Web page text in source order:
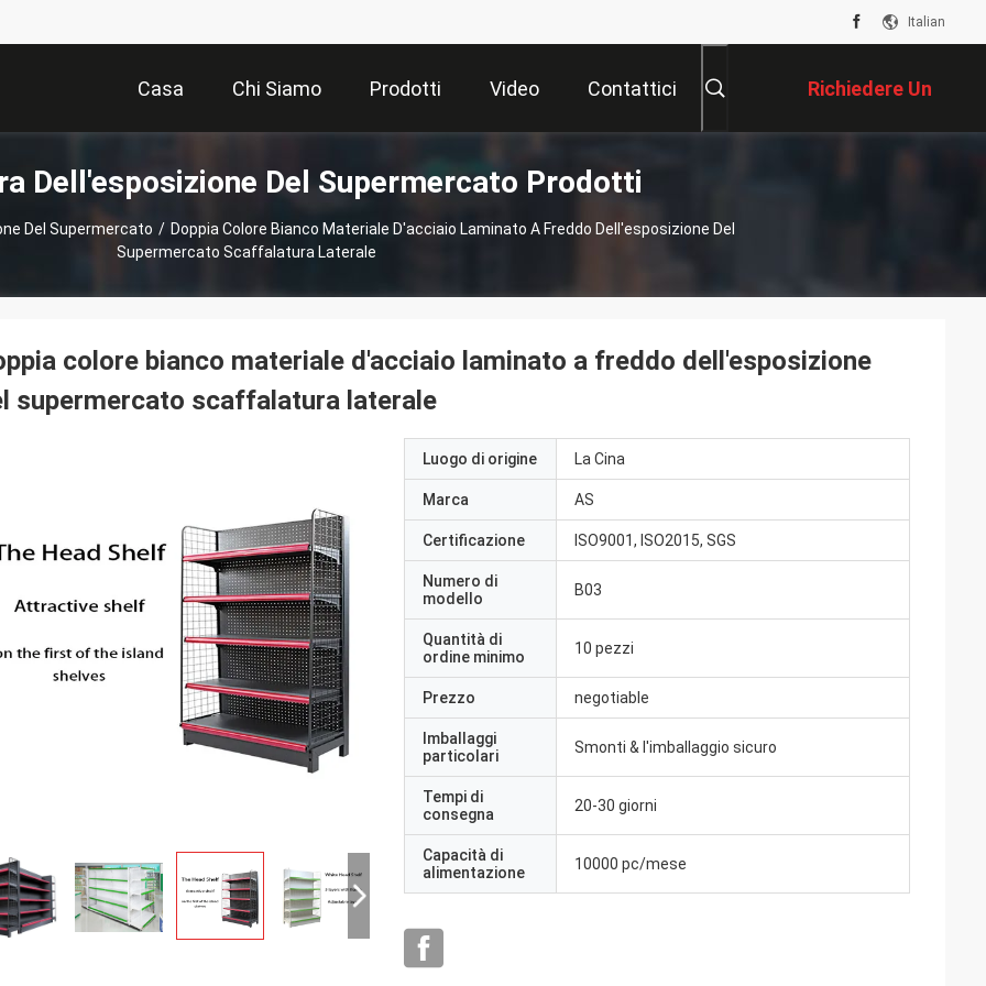
Italian
Casa Chi Siamo Prodotti Video Contattici Richiedere Un
Preventivo
Dell'esposizione Del Supermercato Prodotti
Del Supermercato / Doppia Colore Bianco Materiale D'acciaio Laminato A Freddo Dell'esposizione Del
Supermercato Scaffalatura Laterale
colore bianco materiale d'acciaio laminato a freddo dell'esposizione
supermercato scaffalatura laterale
Luogo di origine La Cina
Marca AS
Certificazione ISO9001, ISO2015, SGS
Numero di
modello
B03
Quantità di
ordine minimo
10 pezzi
Prezzo negotiable
Imballaggi
particolari
Smonti & l'imballaggio sicuro
Tempi di
consegna
20-30 giorni
Capacità di
alimentazione
10000 pc/mese